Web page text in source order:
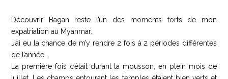
Découvrir Bagan reste l’un des moments forts de mon
expatriation au Myanmar.
J’ai eu la chance de m’y rendre 2 fois à 2 périodes différentes
de l’année.
La première fois c’était durant la mousson, en plein mois de